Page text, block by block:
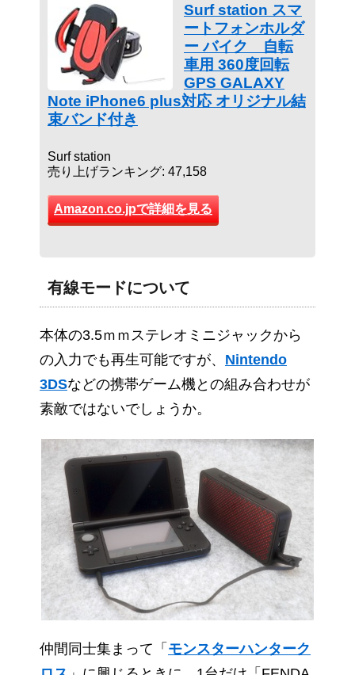
Surf station スマ
ートフォンホルダ
ー バイク 自転
車用 360度回転
GPS GALAXY
Note iPhone6 plus対応 オリジナル結
束バンド付き
Surf station
売り上げランキング: 47,158
Amazon.co.jpで詳細を見る
有線モードについて
本体の3.5ｍｍステレオミニジャックから
の入力でも再生可能ですが、 Nintendo
3DSなどの携帯ゲーム機との組み合わせが
素敵ではないでしょうか。
仲間同士集まって「 モンスターハンターク